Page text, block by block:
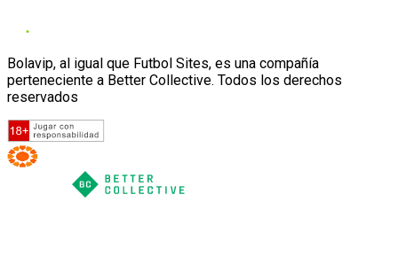
Bolavip, al igual que Futbol Sites, es una compañía
perteneciente a Better Collective. Todos los derechos
reservados